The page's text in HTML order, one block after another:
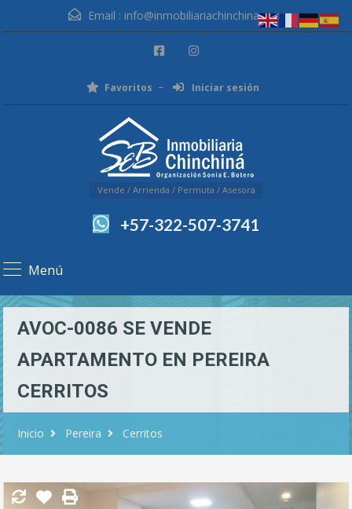
Email : info@inmobiliariachinchina.com
Favoritos Iniciar sesión
Vende / Arrienda / Permuta / Asesora
+57-322-507-3741
Menú
AVOC-0086 SE VENDE
APARTAMENTO EN PEREIRA
CERRITOS
Inicio Pereira Cerritos